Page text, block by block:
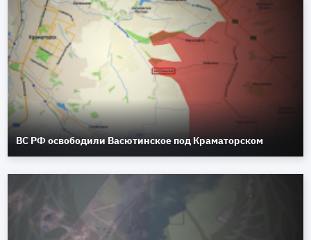
ВС РФ освободили Васютинское под Краматорском